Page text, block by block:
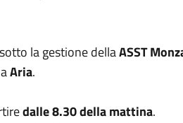
la gestione dellaASST
Aria.
dalle 8.30 della mattina.